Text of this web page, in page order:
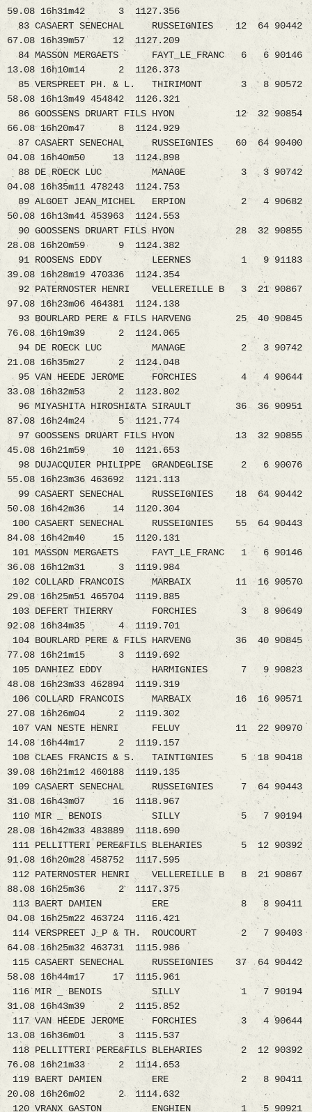
59.08 16h31m42 3 1127.356
83 CASAERT SENECHAL RUSSEIGNIES 12 64 90442
67.08 16h39m57 12 1127.209
84 MASSON MERGAETS FAYT_LE_FRANC 6 6 90146
13.08 16h10m14 2 1126.373
85 VERSPREET PH. & L. THIRIMONT 3 8 90572
58.08 16h13m49 454842 1126.321
86 GOOSSENS DRUART FILS HYON 12 32 90854
66.08 16h20m47 8 1124.929
87 CASAERT SENECHAL RUSSEIGNIES 60 64 90400
04.08 16h40m50 13 1124.898
88 DE ROECK LUC MANAGE 3 3 90742
04.08 16h35m11 478243 1124.753
89 ALGOET JEAN_MICHEL ERPION 2 4 90682
50.08 16h13m41 453963 1124.553
90 GOOSSENS DRUART FILS HYON 28 32 90855
28.08 16h20m59 9 1124.382
91 ROOSENS EDDY LEERNES 1 9 91183
39.08 16h28m19 470336 1124.354
92 PATERNOSTER HENRI VELLEREILLE B 3 21 90867
97.08 16h23m06 464381 1124.138
93 BOURLARD PERE & FILS HARVENG 25 40 90845
76.08 16h19m39 2 1124.065
94 DE ROECK LUC MANAGE 2 3 90742
21.08 16h35m27 2 1124.048
95 VAN HEEDE JEROME FORCHIES 4 4 90644
33.08 16h32m53 2 1123.802
96 MIYASHITA HIROSHI&TA SIRAULT 36 36 90951
87.08 16h24m24 5 1121.774
97 GOOSSENS DRUART FILS HYON 13 32 90855
45.08 16h21m59 10 1121.653
98 DUJACQUIER PHILIPPE GRANDEGLISE 2 6 90076
55.08 16h23m36 463692 1121.113
99 CASAERT SENECHAL RUSSEIGNIES 18 64 90442
50.08 16h42m36 14 1120.304
100 CASAERT SENECHAL RUSSEIGNIES 55 64 90443
84.08 16h42m40 15 1120.131
101 MASSON MERGAETS FAYT_LE_FRANC 1 6 90146
36.08 16h12m31 3 1119.984
102 COLLARD FRANCOIS MARBAIX 11 16 90570
29.08 16h25m51 465704 1119.885
103 DEFERT THIERRY FORCHIES 3 8 90649
92.08 16h34m35 4 1119.701
104 BOURLARD PERE & FILS HARVENG 36 40 90845
77.08 16h21m15 3 1119.692
105 DANHIEZ EDDY HARMIGNIES 7 9 90823
48.08 16h23m33 462894 1119.319
106 COLLARD FRANCOIS MARBAIX 16 16 90571
27.08 16h26m04 2 1119.302
107 VAN NESTE HENRI FELUY 11 22 90970
14.08 16h44m17 2 1119.157
108 CLAES FRANCIS & S. TAINTIGNIES 5 18 90418
39.08 16h21m12 460188 1119.135
109 CASAERT SENECHAL RUSSEIGNIES 7 64 90443
31.08 16h43m07 16 1118.967
110 MIR _ BENOIS SILLY 5 7 90194
28.08 16h42m33 483889 1118.690
111 PELLITTERI PERE&FILS BLEHARIES 5 12 90392
91.08 16h20m28 458752 1117.595
112 PATERNOSTER HENRI VELLEREILLE B 8 21 90867
88.08 16h25m36 2 1117.375
113 BAERT DAMIEN ERE 8 8 90411
04.08 16h25m22 463724 1116.421
114 VERSPREET J_P & TH. ROUCOURT 2 7 90403
64.08 16h25m32 463731 1115.986
115 CASAERT SENECHAL RUSSEIGNIES 37 64 90442
58.08 16h44m17 17 1115.961
116 MIR _ BENOIS SILLY 1 7 90194
31.08 16h43m39 2 1115.852
117 VAN HEEDE JEROME FORCHIES 3 4 90644
13.08 16h36m01 3 1115.537
118 PELLITTERI PERE&FILS BLEHARIES 2 12 90392
76.08 16h21m33 2 1114.653
119 BAERT DAMIEN ERE 2 8 90411
20.08 16h26m02 2 1114.632
120 VRANX GASTON ENGHIEN 1 5 90921